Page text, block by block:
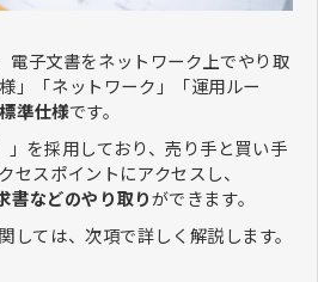
子文書をネットワーク上でやり取
」「ネットワーク」「運用ルー
準仕様です。
」を採用しており、売り手と買い手
セスポイントにアクセスし、
などのやり取りができます。
ては、次項で詳しく解説します。